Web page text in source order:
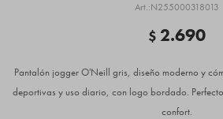
N255000318013
$ 2.690
Pantalón jogger O'Neill gris, diseño moderno y
deportivas y uso diario, con logo bordado.
confort.